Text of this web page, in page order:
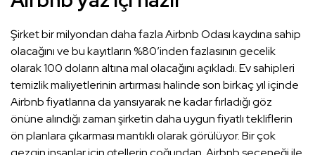
Şirket bir milyondan daha fazla Airbnb Odası kaydına sahip
olacağını ve bu kayıtların %80’inden fazlasının gecelik
olarak 100 doların altına mal olacağını açıkladı. Ev sahipleri
temizlik maliyetlerinin artırması halinde son birkaç yıl içinde
Airbnb fiyatlarına da yansıyarak ne kadar fırladığı göz
önüne alındığı zaman şirketin daha uygun fiyatlı tekliflerin
ön planlara çıkarması mantıklı olarak görülüyor. Bir çok